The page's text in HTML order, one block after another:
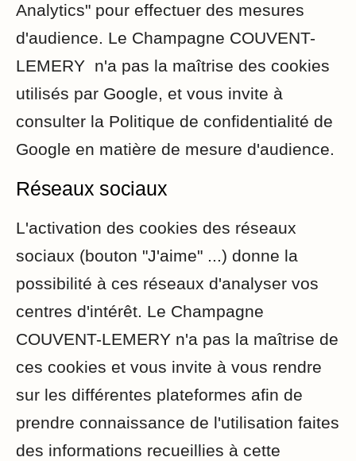
Analytics" pour effectuer des mesures
d'audience. Le Champagne COUVENT-
LEMERY n'a pas la maîtrise des cookies
utilisés par Google, et vous invite à
consulter la Politique de confidentialité de
Google en matière de mesure d'audience.
Réseaux sociaux
L'activation des cookies des réseaux
sociaux (bouton "J'aime" ...) donne la
possibilité à ces réseaux d'analyser vos
centres d'intérêt. Le Champagne
COUVENT-LEMERY n'a pas la maîtrise de
ces cookies et vous invite à vous rendre
sur les différentes plateformes afin de
prendre connaissance de l'utilisation faites
des informations recueillies à cette